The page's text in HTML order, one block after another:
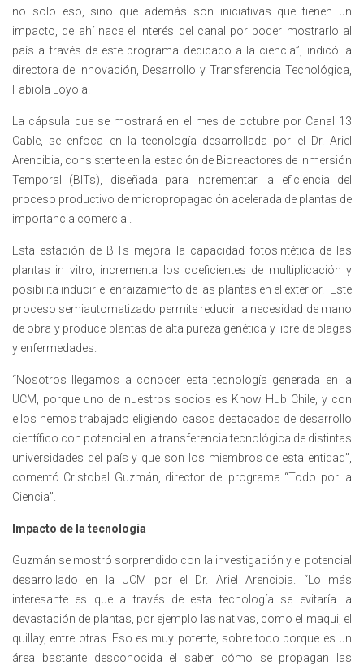
no solo eso, sino que además son iniciativas que tienen un
impacto, de ahí nace el interés del canal por poder mostrarlo al
país a través de este programa dedicado a la ciencia”, indicó la
directora de Innovación, Desarrollo y Transferencia Tecnológica,
Fabiola Loyola.
La cápsula que se mostrará en el mes de octubre por Canal 13
Cable, se enfoca en la tecnología desarrollada por el Dr. Ariel
Arencibia, consistente en la estación de Bioreactores de Inmersión
Temporal (BITs), diseñada para incrementar la eficiencia del
proceso productivo de micropropagación acelerada de plantas de
importancia comercial.
Esta estación de BITs mejora la capacidad fotosintética de las
plantas in vitro, incrementa los coeficientes de multiplicación y
posibilita inducir el enraizamiento de las plantas en el exterior. Este
proceso semiautomatizado permite reducir la necesidad de mano
de obra y produce plantas de alta pureza genética y libre de plagas
y enfermedades.
“Nosotros llegamos a conocer esta tecnología generada en la
UCM, porque uno de nuestros socios es Know Hub Chile, y con
ellos hemos trabajado eligiendo casos destacados de desarrollo
científico con potencial en la transferencia tecnológica de distintas
universidades del país y que son los miembros de esta entidad”,
comentó Cristobal Guzmán, director del programa “Todo por la
Ciencia”.
Impacto de la tecnología
Guzmán se mostró sorprendido con la investigación y el potencial
desarrollado en la UCM por el Dr. Ariel Arencibia. “Lo más
interesante es que a través de esta tecnología se evitaría la
devastación de plantas, por ejemplo las nativas, como el maqui, el
quillay, entre otras. Eso es muy potente, sobre todo porque es un
área bastante desconocida el saber cómo se propagan las